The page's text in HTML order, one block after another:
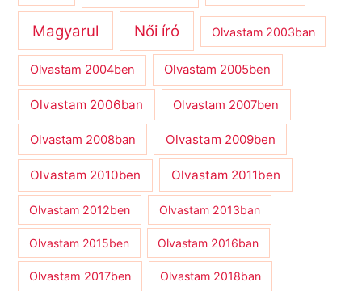
Magyarul Női író Olvastam 2003ban
Olvastam 2004ben Olvastam 2005ben
Olvastam 2006ban Olvastam 2007ben
Olvastam 2008ban Olvastam 2009ben
Olvastam 2010ben Olvastam 2011ben
Olvastam 2012ben Olvastam 2013ban
Olvastam 2015ben Olvastam 2016ban
Olvastam 2017ben Olvastam 2018ban